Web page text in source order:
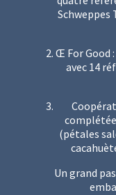
Schweppes
Œ For Good
avec 14
(pétales
Un grand